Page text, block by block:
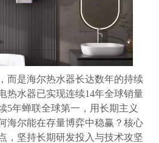
而是海尔热水器长达数年的持续
热水器已实现连续14年全球销量
5年蝉联全球第一，用长期主义
海尔能在存量博弈中稳赢？核心
，坚持长期研发投入与技术攻坚